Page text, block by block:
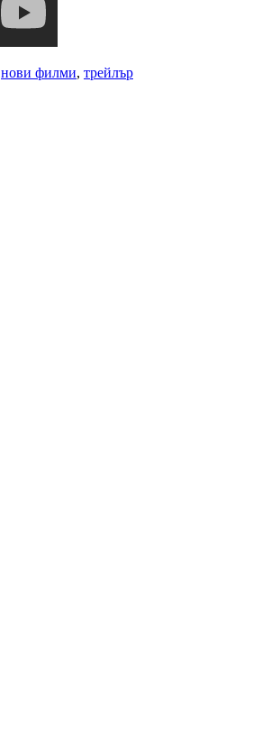
нови филми, трейлър